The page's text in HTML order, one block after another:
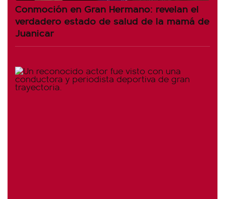
Conmoción en Gran Hermano: revelan el
verdadero estado de salud de la mamá de
Juanicar